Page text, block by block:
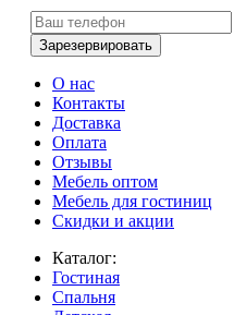
Зарезервировать
О нас
Контакты
Доставка
Оплата
Отзывы
Мебель оптом
Мебель для гостиниц
Скидки и акции
Каталог:
Гостиная
Спальня